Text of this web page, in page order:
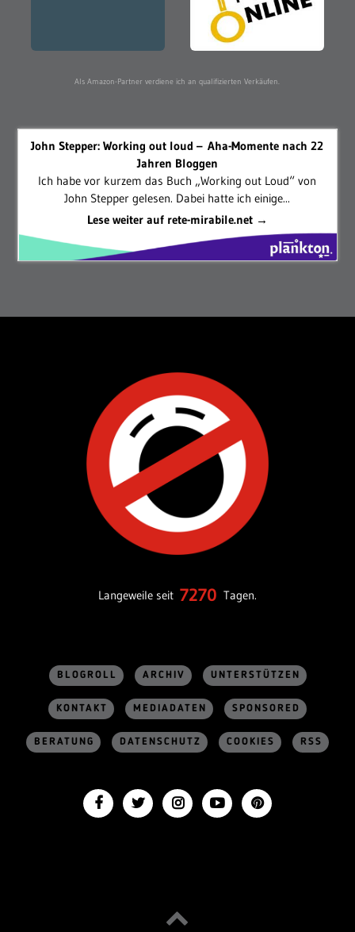
Als Amazon-Partner verdiene ich an qualifizierten Verkäufen.
John Stepper: Working out loud – Aha-Momente nach 22
Jahren Bloggen
Ich habe vor kurzem das Buch „Working out Loud“ von
John Stepper gelesen. Dabei hatte ich einige...
Lese weiter auf rete-mirabile.net →
Langeweile seit 7270 Tagen.
BLOGROLL ARCHIV UNTERSTÜTZEN
KONTAKT MEDIADATEN SPONSORED
BERATUNG DATENSCHUTZ COOKIES RSS